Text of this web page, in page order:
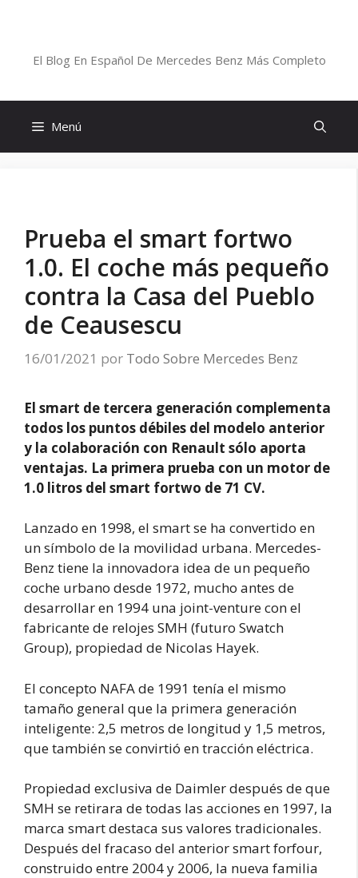
El Blog En Español De Mercedes Benz Más Completo
Menú
Prueba el smart fortwo
1.0. El coche más pequeño
contra la Casa del Pueblo
de Ceausescu
16/01/2021 por Todo Sobre Mercedes Benz
El smart de tercera generación complementa
todos los puntos débiles del modelo anterior
y la colaboración con Renault sólo aporta
ventajas. La primera prueba con un motor de
1.0 litros del smart fortwo de 71 CV.
Lanzado en 1998, el smart se ha convertido en
un símbolo de la movilidad urbana. Mercedes-
Benz tiene la innovadora idea de un pequeño
coche urbano desde 1972, mucho antes de
desarrollar en 1994 una joint-venture con el
fabricante de relojes SMH (futuro Swatch
Group), propiedad de Nicolas Hayek.
El concepto NAFA de 1991 tenía el mismo
tamaño general que la primera generación
inteligente: 2,5 metros de longitud y 1,5 metros,
que también se convirtió en tracción eléctrica.
Propiedad exclusiva de Daimler después de que
SMH se retirara de todas las acciones en 1997, la
marca smart destaca sus valores tradicionales.
Después del fracaso del anterior smart forfour,
construido entre 2004 y 2006, la nueva familia